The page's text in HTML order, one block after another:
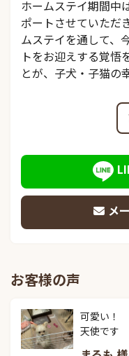
ホームステイ期間中
ポートさせていただ
ムステイを通して、
トをお迎えする覚悟
とが、子犬・子猫の
メ
お客様の声
可愛い！
天使です